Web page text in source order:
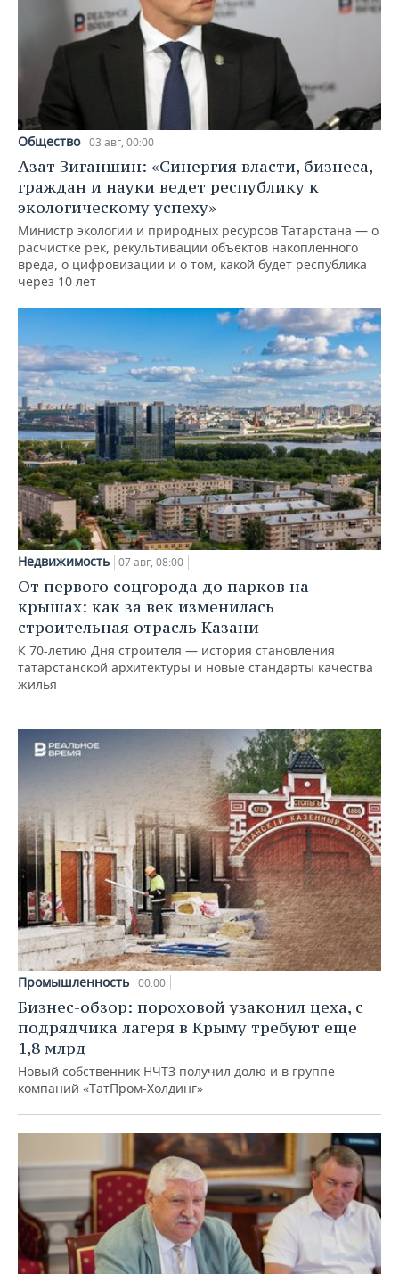
Общество 03 авг, 00:00
Азат Зиганшин: «Синергия власти, бизнеса,
граждан и науки ведет республику к
экологическому успеху»
Министр экологии и природных ресурсов Татарстана — о
расчистке рек, рекультивации объектов накопленного
вреда, о цифровизации и о том, какой будет республика
через 10 лет
Недвижимость 07 авг, 08:00
От первого соцгорода до парков на
крышах: как за век изменилась
строительная отрасль Казани
К 70-летию Дня строителя — история становления
татарстанской архитектуры и новые стандарты качества
жилья
Промышленность 00:00
Бизнес-обзор: пороховой узаконил цеха, с
подрядчика лагеря в Крыму требуют еще
1,8 млрд
Новый собственник НЧТЗ получил долю и в группе
компаний «ТатПром-Холдинг»